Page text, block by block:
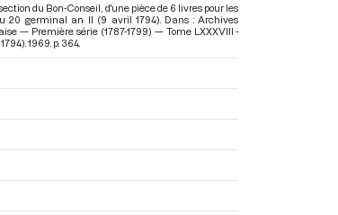
du Bon-Conseil, d'une pièce de 6 livres pour les
20 germinal an II (9 avril 1794). Dans : Archives
— Première série (1787-1799) — Tome LXXXVIII -
. 1969. p. 364.